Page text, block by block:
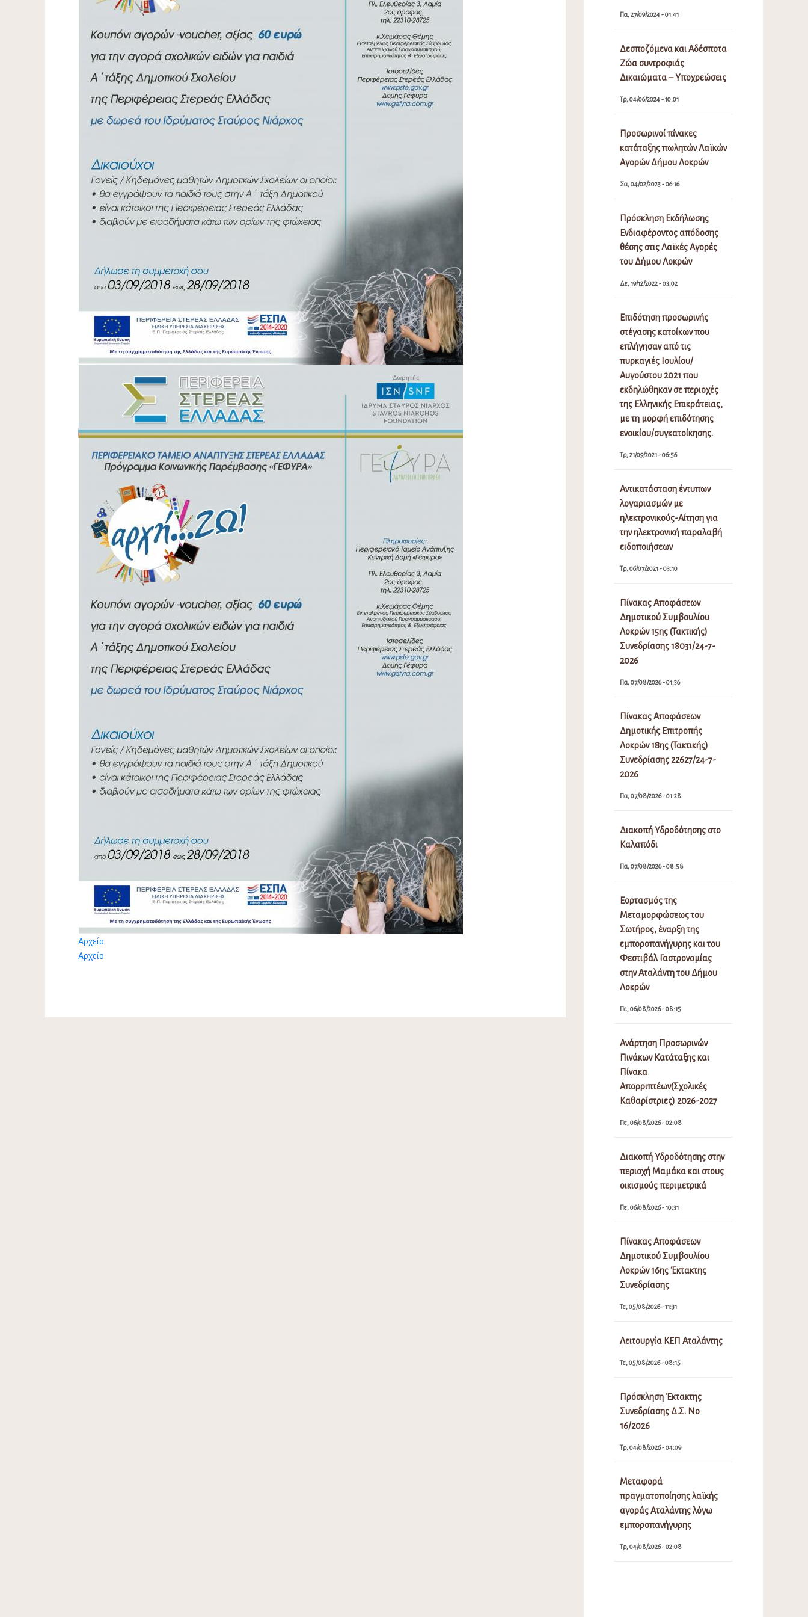
Αρχείο
Αρχείο
Πα, 27/09/2024 - 01:41
Δεσποζόμενα και Αδέσποτα
Ζώα συντροφιάς
Δικαιώματα – Υποχρεώσεις
Τρ, 04/06/2024 - 10:01
Προσωρινοί πίνακες
κατάταξης πωλητών Λαϊκών
Αγορών Δήμου Λοκρών
Σα, 04/02/2023 - 06:16
Πρόσκληση Εκδήλωσης
Ενδιαφέροντος απόδοσης
θέσης στις Λαϊκές Αγορές
του Δήμου Λοκρών
Δε, 19/12/2022 - 03:02
Επιδότηση προσωρινής
στέγασης κατοίκων που
επλήγησαν από τις
πυρκαγιές Ιουλίου/
Αυγούστου 2021 που
εκδηλώθηκαν σε περιοχές
της Ελληνικής Επικράτειας,
με τη μορφή επιδότησης
ενοικίου/συγκατοίκησης.
Τρ, 21/09/2021 - 06:56
Αντικατάσταση έντυπων
λογαριασμών με
ηλεκτρονικούς-Αίτηση για
την ηλεκτρονική παραλαβή
ειδοποιήσεων
Τρ, 06/07/2021 - 03:10
Πίνακας Αποφάσεων
Δημοτικού Συμβουλίου
Λοκρών 15ης (Τακτικής)
Συνεδρίασης 18031/24-7-
2026
Πα, 07/08/2026 - 01:36
Πίνακας Αποφάσεων
Δημοτικής Επιτροπής
Λοκρών 18ης (Τακτικής)
Συνεδρίασης 22627/24-7-
2026
Πα, 07/08/2026 - 01:28
Διακοπή Υδροδότησης στο
Καλαπόδι
Πα, 07/08/2026 - 08:58
Εορτασμός της
Μεταμορφώσεως του
Σωτήρος, έναρξη της
εμποροπανήγυρης και του
Φεστιβάλ Γαστρονομίας
στην Αταλάντη του Δήμου
Λοκρών
Πε, 06/08/2026 - 08:15
Ανάρτηση Προσωρινών
Πινάκων Κατάταξης και
Πίνακα
Απορριπτέων(Σχολικές
Καθαρίστριες) 2026-2027
Πε, 06/08/2026 - 02:08
Διακοπή Υδροδότησης στην
περιοχή Μαμάκα και στους
οικισμούς περιμετρικά
Πε, 06/08/2026 - 10:31
Πίνακας Αποφάσεων
Δημοτικού Συμβουλίου
Λοκρών 16ης Έκτακτης
Συνεδρίασης
Τε, 05/08/2026 - 11:31
Λειτουργία ΚΕΠ Αταλάντης
Τε, 05/08/2026 - 08:15
Πρόσκληση Έκτακτης
Συνεδρίασης Δ.Σ. Νο
16/2026
Τρ, 04/08/2026 - 04:09
Μεταφορά
πραγματοποίησης λαϊκής
αγοράς Αταλάντης λόγω
εμποροπανήγυρης
Τρ, 04/08/2026 - 02:08